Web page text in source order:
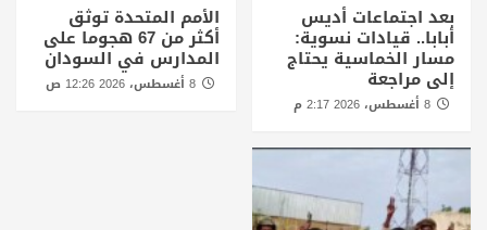
بعد اجتماعات أديس
أبابا.. قيادات نسوية:
مسار الخماسية يحتاج
إلى مراجعة
الأمم المتحدة توثق
أكثر من 67 هجوما على
المدارس في السودان
8 أغسطس، 2026 12:26 ص